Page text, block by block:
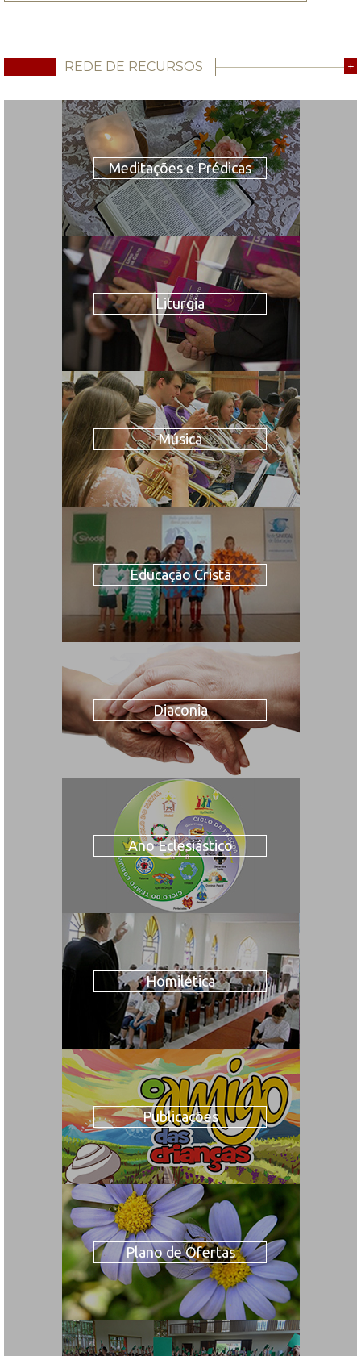
REDE DE RECURSOS +
Meditações e Prédicas
Liturgia
Música
Educação Cristã
Diaconia
Ano Eclesiástico
Homilética
Publicações
Plano de Ofertas